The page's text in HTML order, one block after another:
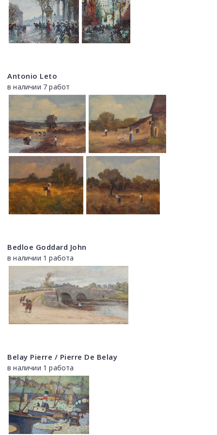
Antonio Leto
в наличии 7 работ
Bedloe Goddard John
в наличии 1 работа
Belay Pierre / Pierre De Belay
в наличии 1 работа